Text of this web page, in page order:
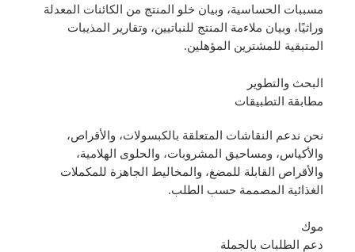
مسببات الحساسية، وبيان خلو المنتج من الكائنات المعدلة
وراثيًا، وبيان ملاءمة المنتج للنباتيين، وتقارير المذيبات
المتبقية للمشترين المؤهلين.
البحث والتطوير
مطابقة التطبيقات
نحن ندعم النقاشات المتعلقة بالكبسولات، والأقراص،
والأكياس، ومساحيق المشروبات، والحلوى الهلامية،
والأقراص القابلة للمضغ، والمخاليط الجاهزة للمكملات
الغذائية المصممة حسب الطلب.
موك
دعم الطلبات بالجملة